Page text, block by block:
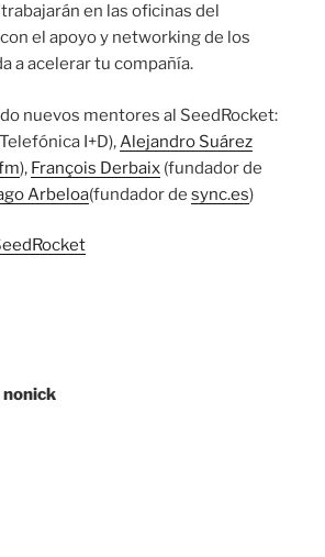
en las oficinas del
el apoyo y networking de los
a acelerar tu compañía.
nuevos mentores al SeedRocket:
I+D),Alejandro Suárez
), François Derbaix (fundador de
Arbeloa(fundador de sync.es)